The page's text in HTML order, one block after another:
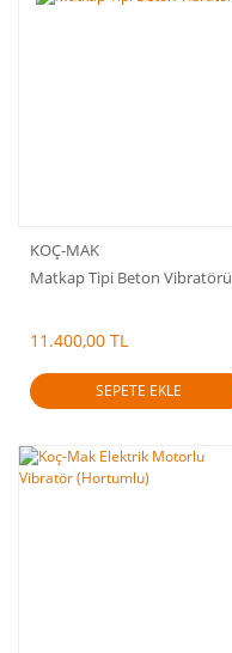
KOÇ-MAK
Matkap Tipi Beton Vibratörü
11.400,00 TL
SEPETE EKLE